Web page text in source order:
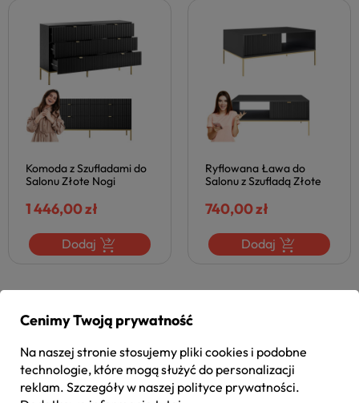
Komoda z Szufladami do
Salonu Złote Nogi
Czarna NOVA
1 446,00 zł
Dodaj
Ryflowana Ława do
Salonu z Szufladą Złote
Nowoczesna Czarna
Laminowana NOVA
740,00 zł
Dodaj
NOVA CZARNY –
Cenimy Twoją prywatność
Na naszej stronie stosujemy pliki cookies i podobne
technologie, które mogą służyć do personalizacji
reklam. Szczegóły w naszej polityce prywatności.